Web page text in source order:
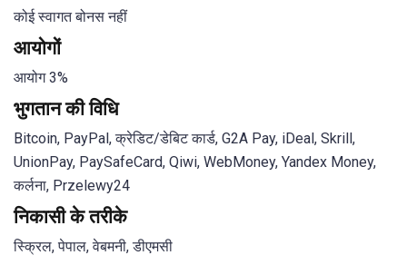
कोई स्वागत बोनस नहीं
आयोगों
आयोग 3%
भुगतान की विधि
Bitcoin, PayPal, क्रेडिट/डेबिट कार्ड, G2A Pay, iDeal, Skrill,
UnionPay, PaySafeCard, Qiwi, WebMoney, Yandex Money,
कर्लना, Przelewy24
निकासी के तरीके
स्क्रिल, पेपाल, वेबमनी, डीएमसी